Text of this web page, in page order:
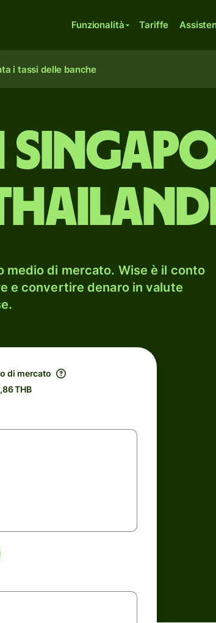
Funzionalità Tariffe
i tassi delle banche
medio di mercato. Wise è il conto
e convertire denaro in valute
di mercato
THB